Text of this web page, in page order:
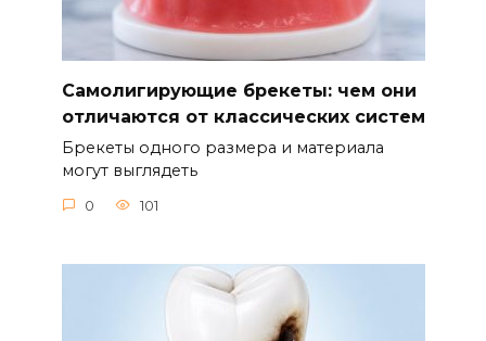
Самолигирующие брекеты: чем они
отличаются от классических систем
Брекеты одного размера и материала
могут выглядеть
0 101